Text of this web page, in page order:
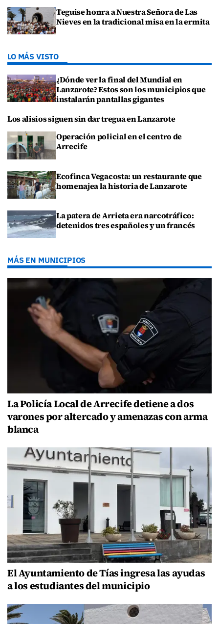
Teguise honra a Nuestra Señora de Las
Nieves en la tradicional misa en la ermita
LO MÁS VISTO
¿Dónde ver la final del Mundial en
Lanzarote? Estos son los municipios que
instalarán pantallas gigantes
Los alisios siguen sin dar tregua en Lanzarote
Operación policial en el centro de
Arrecife
Ecofinca Vegacosta: un restaurante que
homenajea la historia de Lanzarote
La patera de Arrieta era narcotráfico:
detenidos tres españoles y un francés
MÁS EN MUNICIPIOS
La Policía Local de Arrecife detiene a dos
varones por altercado y amenazas con arma
blanca
El Ayuntamiento de Tías ingresa las ayudas
a los estudiantes del municipio